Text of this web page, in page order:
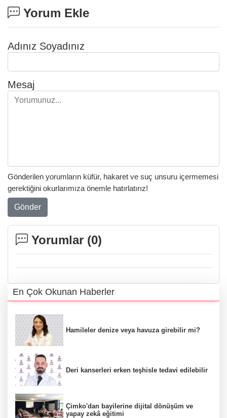
Yorum Ekle
Adınız Soyadınız
Mesaj
Gönderilen yorumların küfür, hakaret ve suç unsuru içermemesi
gerektiğini okurlarımıza önemle hatırlatırız!
Gönder
Yorumlar (0)
En Çok Okunan Haberler
Hamileler denize veya havuza girebilir mi?
Deri kanserleri erken teşhisle tedavi edilebilir
Çimko'dan bayilerine dijital dönüşüm ve
yapay zekâ eğitimi